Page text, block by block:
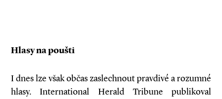
Hlasy na poušti
I dnes lze však občas zaslechnout pravdivé a rozumné
hlasy. International Herald Tribune publikoval